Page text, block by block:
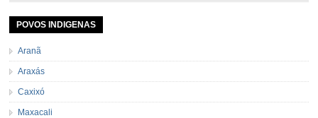
POVOS INDIGENAS
Aranã
Araxás
Caxixó
Maxacali